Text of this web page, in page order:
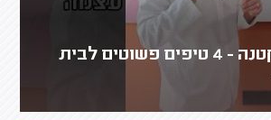
עיצוב דירה קטנה - 4 טיפים פשוטים לבית